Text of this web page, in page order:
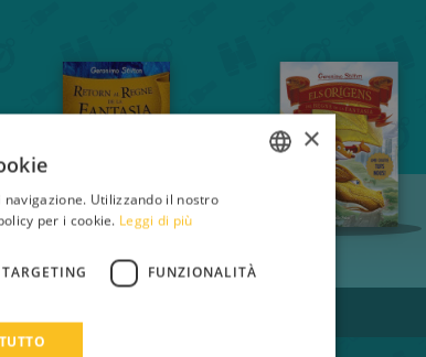
FRENCH
×
Utilizzando il nostro
per i cookie. Leggi di più
TARGETING FUNZIONALITÀ